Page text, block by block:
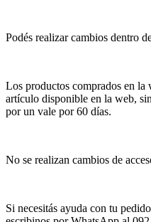
Podés realizar cambios dentro
Los productos comprados en la
artículo disponible en la web,
por un vale por 60 días.
No se realizan cambios de
Si necesitás ayuda con tu